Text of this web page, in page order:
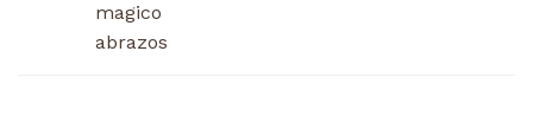
magico
abrazos